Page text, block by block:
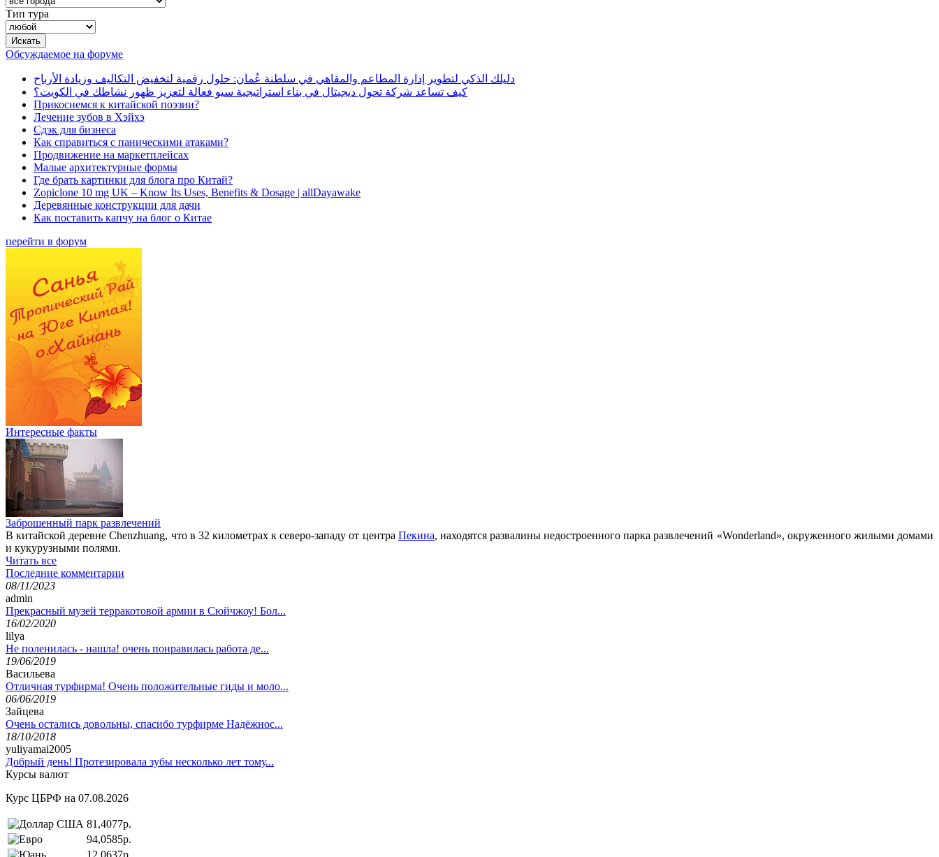
Тип тура
Обсуждаемое на форуме
دليلك الذكي لتطوير إدارة المطاعم والمقاهي في سلطنة عُمان: حلول رقمية لتخفيض التكاليف وزيادة الأرباح
كيف تساعد شركة تحول ديجيتال في بناء استراتيجية سيو فعالة لتعزيز ظهور نشاطك في الكويت؟
Прикоснемся к китайской поэзии?
Лечение зубов в Хэйхэ
Сдэк для бизнеса
Как справиться с паническими атаками?
Продвижение на маркетплейсах
Малые архитектурные формы
Где брать картинки для блога про Китай?
Zopiclone 10 mg UK – Know Its Uses, Benefits & Dosage | allDayawake
Деревянные конструкции для дачи
Как поставить капчу на блог о Китае
перейти в форум
Интересные факты
Заброшенный парк развлечений
В китайской деревне Chenzhuang, что в 32 километрах к северо-западу от центра Пекина, находятся развалины недостроенного парка развлечений «Wonderland», окруженного жилыми домами
и кукурузными полями.
Читать все
Последние комментарии
08/11/2023
admin
Прекрасный музей терракотовой армии в Сюйчжоу! Бол...
16/02/2020
lilya
Не поленилась - нашла! очень понравилась работа де...
19/06/2019
Васильева
Отличная турфирма! Очень положительные гиды и моло...
06/06/2019
Зайцева
Очень остались довольны, спасибо турфирме Надёжнос...
18/10/2018
yuliyamai2005
Добрый день! Протезировала зубы несколько лет тому...
Курсы валют
Курс ЦБРФ на 07.08.2026
81,4077р.
94,0585р.
12,0637р.